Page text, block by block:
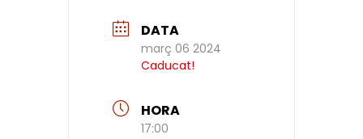
DATA
març 06 2024
Caducat!
HORA
17:00